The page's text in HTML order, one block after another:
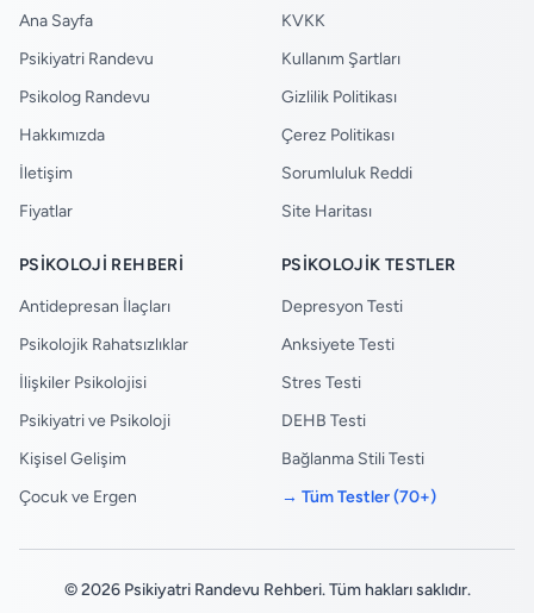
Ana Sayfa
Psikiyatri Randevu
Psikolog Randevu
Hakkımızda
İletişim
Fiyatlar
KVKK
Kullanım Şartları
Gizlilik Politikası
Çerez Politikası
Sorumluluk Reddi
Site Haritası
PSIKOLOJI REHBERI
Antidepresan İlaçları
Psikolojik Rahatsızlıklar
İlişkiler Psikolojisi
Psikiyatri ve Psikoloji
Kişisel Gelişim
Çocuk ve Ergen
PSIKOLOJIK TESTLER
Depresyon Testi
Anksiyete Testi
Stres Testi
DEHB Testi
Bağlanma Stili Testi
→ Tüm Testler (70+)
© 2026 Psikiyatri Randevu Rehberi. Tüm hakları saklıdır.